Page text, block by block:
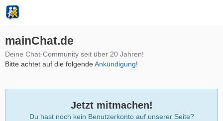
mainChat.de
Deine Chat-Community seit über 20 Jahren!
Bitte achtet auf die folgendeAnkündigung!
Jetzt mitmachen!
Du hast noch kein Benutzerkonto auf unserer Seite?